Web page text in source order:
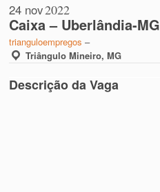
24 nov2022
Caixa – Uberlândia-MG
trianguloempregos –
Triângulo Mineiro, MG
Descrição da Vaga